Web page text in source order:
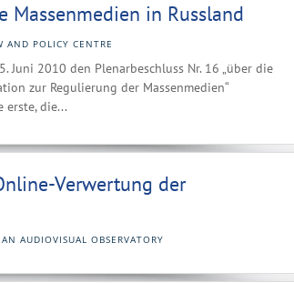
Massenmedien in Russland
AND POLICY CENTRE
Juni 2010 den Plenarbeschluss Nr. 16 „über die
zur Regulierung der Massenmedien“
erste, die...
Verwertung der
AUDIOVISUAL OBSERVATORY